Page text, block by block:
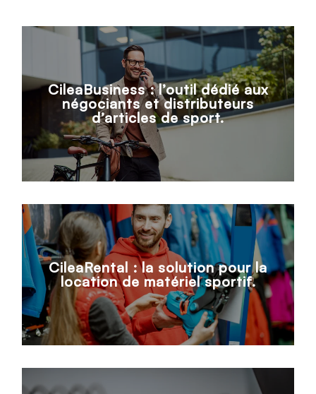
CileaBusiness : l’outil dédié aux
négociants et distributeurs
d’articles de sport.
CileaRental : la solution pour la
location de matériel sportif.